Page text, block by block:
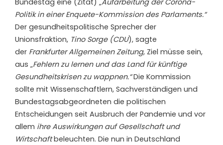
Bundestag eine (Zitat) „Aufarbeitung der Corona-
Politik in einer Enquete-Kommission des Parlaments.“
Der gesundheitspolitische Sprecher der
Unionsfraktion, Tino Sorge (CDU), sagte
der Frankfurter Allgemeinen Zeitung, Ziel müsse sein,
aus „Fehlern zu lernen und das Land für künftige
Gesundheitskrisen zu wappnen.“Die Kommission
sollte mit Wissenschaftlern, Sachverständigen und
Bundestagsabgeordneten die politischen
Entscheidungen seit Ausbruch der Pandemie und vor
allem ihre Auswirkungen auf Gesellschaft und
Wirtschaftbeleuchten. Die nun in Deutschland